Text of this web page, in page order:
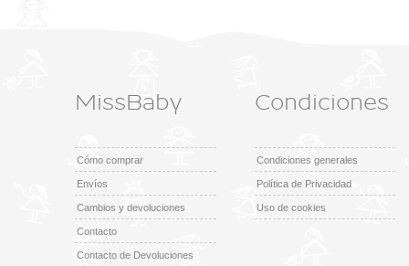
MissBaby
Cómo comprar
Envíos
Cambios y devoluciones
Contacto
Contacto de Devoluciones
Condiciones
Condiciones generales
Política de Privacidad
Uso de cookies